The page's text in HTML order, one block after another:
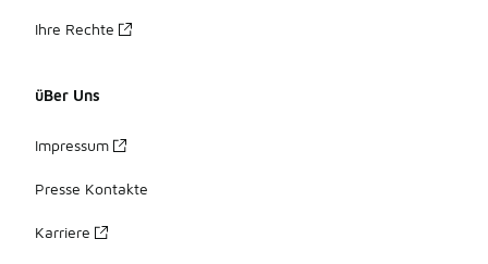
Ihre Rechte
üBer Uns
Impressum
Presse Kontakte
Karriere